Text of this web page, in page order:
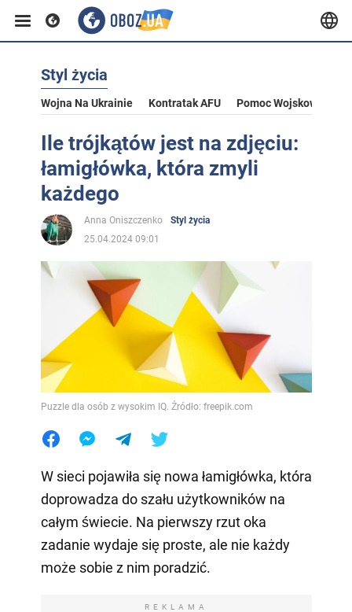
Styl życia
Wojna Na Ukrainie Kontratak AFU Pomoc Wojskowa Dla
Ile trójkątów jest na zdjęciu:
łamigłówka, która zmyli
każdego
Anna Oniszczenko
Styl życia
25.04.2024 09:01
Puzzle dla osób z wysokim IQ. Źródło: freepik.com
W sieci pojawiła się nowa łamigłówka, która
doprowadza do szału użytkowników na
całym świecie. Na pierwszy rzut oka
zadanie wydaje się proste, ale nie każdy
może sobie z nim poradzić.
REKLAMA